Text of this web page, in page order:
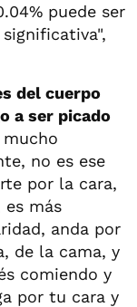
puede ser
del cuerpo
a ser picado
no es ese
por la cara,
más
anda por
de la cama, y
comiendo y
por tu cara y